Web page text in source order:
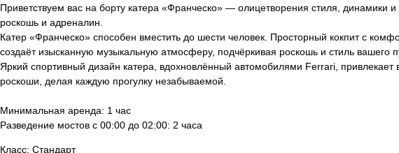
Приветствуем вас на борту катера «Франческо» — олицетворения стиля, динамики
роскошь и адреналин.
Катер «Франческо» способен вместить до шести человек. Просторный кокпит с
создаёт изысканную музыкальную атмосферу, подчёркивая роскошь и стиль вашего
Яркий спортивный дизайн катера, вдохновлённый автомобилями Ferrari,
роскоши, делая каждую прогулку незабываемой.
Минимальная аренда: 1 час
Разведение мостов с 00:00 до 02:00: 2 часа
Класс: Стандарт